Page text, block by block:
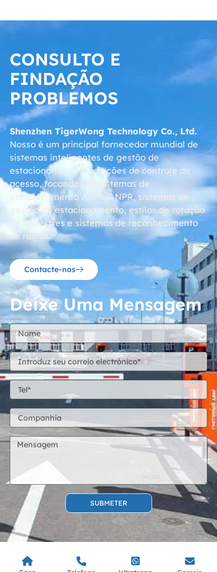
CONSULTO E
FINDAÇÃO
PROBLEMOS
Shenzhen TigerWong Technology Co., Ltd.
Nosso é um principal fornecedor mundial de
sistemas inteligentes de gestão de
estacionamento e soluções de controle de
acesso, focando nos sistemas de
estacionamento ALPR/ANPR, sistemas de
gestão de estacionamento, estilos de rotação
de pedestres e sistemas de reconhecimento
de rostos.
Contacte-nos
Deixe Uma Mensagem
SUBMETER